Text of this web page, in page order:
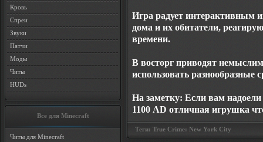
Кровь
Спреи
Звуки
Патчи
Моды
Читы
HUDs
Все для Minecraft
Читы для Minecraft
Игра радует
дома и их обитатели,
времени.
В восторг приводят
использовать разнообразные
На заметку: Если вам
1100 AD отличная игрушка
Теги: True Crime: New York City